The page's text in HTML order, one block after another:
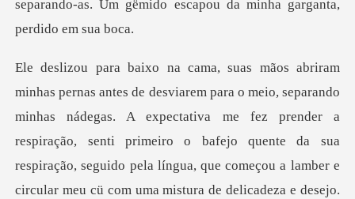
ração, senti primeiro o bafejo quente da sua
respiração, seguido pela língua, que começou a lamber e
circular meu cü com uma mistura de delicadeza e desejo.